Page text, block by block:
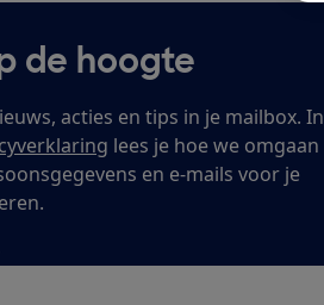
de hoogte
acties en tips in je mailbox. In
lees je hoe we omgaan
en e-mails voor je